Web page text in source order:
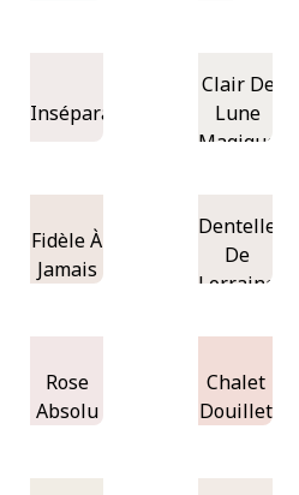
Inséparables
Clair De
Lune
Magique
Fidèle À
Jamais
Dentelle
De
Lorraine
Rose
Absolu
Chalet
Douillet